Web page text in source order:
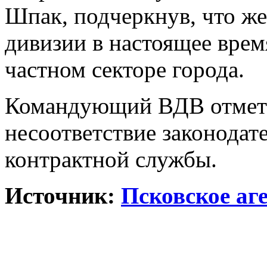
Шпак, подчеркнув, что
дивизии в настоящее
частном секторе города.
Командующий ВДВ
несоответствие
контрактной службы.
Источник: Псковское